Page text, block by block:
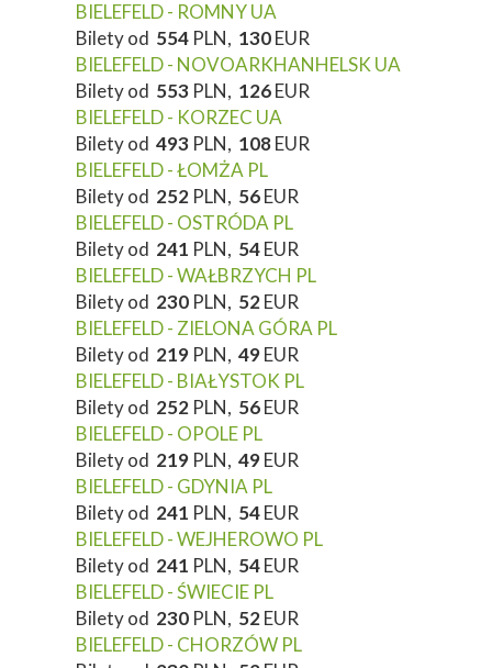
BIELEFELD - ROMNY UA
Bilety od 554 PLN, 130EUR
BIELEFELD - NOVOARKHANHELSK UA
Bilety od 553 PLN, 126EUR
BIELEFELD - KORZEC UA
Bilety od 493 PLN, 108EUR
BIELEFELD - ŁOMŻA PL
Bilety od 252 PLN, 56EUR
BIELEFELD - OSTRÓDA PL
Bilety od 241 PLN, 54EUR
BIELEFELD - WAŁBRZYCH PL
Bilety od 230 PLN, 52EUR
BIELEFELD - ZIELONA GÓRA PL
Bilety od 219 PLN, 49EUR
BIELEFELD - BIAŁYSTOK PL
Bilety od 252 PLN, 56EUR
BIELEFELD - OPOLE PL
Bilety od 219 PLN, 49EUR
BIELEFELD - GDYNIA PL
Bilety od 241 PLN, 54EUR
BIELEFELD - WEJHEROWO PL
Bilety od 241 PLN, 54EUR
BIELEFELD - ŚWIECIE PL
Bilety od 230 PLN, 52EUR
BIELEFELD - CHORZÓW PL